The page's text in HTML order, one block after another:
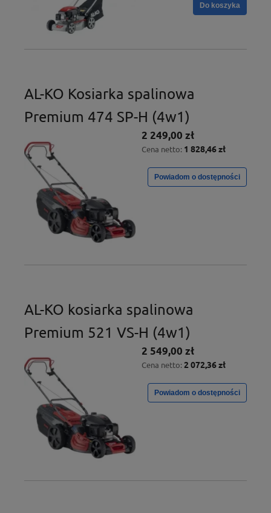
Do koszyka
AL-KO Kosiarka spalinowa
Premium 474 SP-H (4w1)
2 249,00 zł
Cena netto: 1 828,46 zł
Powiadom o dostępności
AL-KO kosiarka spalinowa
Premium 521 VS-H (4w1)
2 549,00 zł
Cena netto: 2 072,36 zł
Powiadom o dostępności